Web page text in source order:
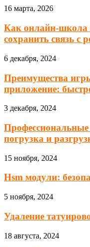
16 марта, 2026
Как онлайн-школа
сохранить связь с
6 декабря, 2024
Преимущества
приложение:
3 декабря, 2024
Профессиональные
погрузка и
15 ноября, 2024
Hsm модули:
5 ноября, 2024
Удаление
18 августа, 2024